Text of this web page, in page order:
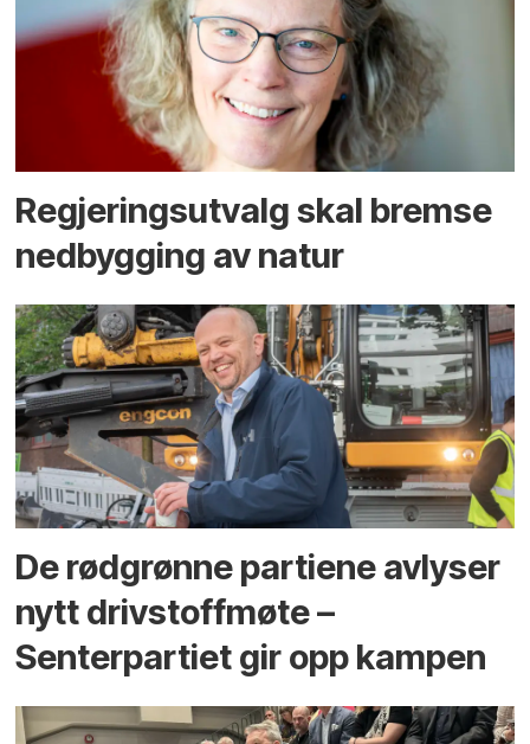
Regjerings­utvalg skal bremse
ned­bygging av natur
De rødgrønne partiene avlyser
nytt drivstoffmøte –
Senterpartiet gir opp kampen